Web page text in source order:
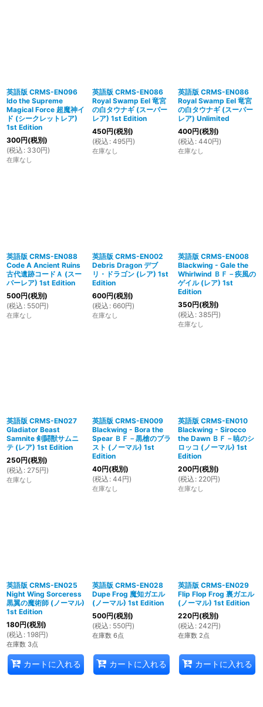
英語版 CRMS-EN096
Ido the Supreme
Magical Force 超魔神イ
ド (シークレットレア)
1st Edition
300円(税別)
(税込 : 330円)
在庫なし
英語版 CRMS-EN086
Royal Swamp Eel 竜宮
の白タウナギ (スーパー
レア) 1st Edition
450円(税別)
(税込 : 495円)
在庫なし
英語版 CRMS-EN086
Royal Swamp Eel 竜宮
の白タウナギ (スーパー
レア) Unlimited
400円(税別)
(税込 : 440円)
在庫なし
英語版 CRMS-EN088
Code A Ancient Ruins
古代遺跡コードＡ (スー
パーレア) 1st Edition
500円(税別)
(税込 : 550円)
在庫なし
英語版 CRMS-EN002
Debris Dragon デブ
リ・ドラゴン (レア) 1st
Edition
600円(税別)
(税込 : 660円)
在庫なし
英語版 CRMS-EN008
Blackwing - Gale the
Whirlwind ＢＦ－疾風の
ゲイル (レア) 1st
Edition
350円(税別)
(税込 : 385円)
在庫なし
英語版 CRMS-EN027
Gladiator Beast
Samnite 剣闘獣サムニ
テ (レア) 1st Edition
250円(税別)
(税込 : 275円)
在庫なし
英語版 CRMS-EN009
Blackwing - Bora the
Spear ＢＦ－黒槍のブラ
スト (ノーマル) 1st
Edition
40円(税別)
(税込 : 44円)
在庫なし
英語版 CRMS-EN010
Blackwing - Sirocco
the Dawn ＢＦ－暁のシ
ロッコ (ノーマル) 1st
Edition
200円(税別)
(税込 : 220円)
在庫なし
英語版 CRMS-EN025
Night Wing Sorceress
黒翼の魔術師 (ノーマル)
1st Edition
180円(税別)
(税込 : 198円)
在庫数 3点
カートに入れる
英語版 CRMS-EN028
Dupe Frog 魔知ガエル
(ノーマル) 1st Edition
500円(税別)
(税込 : 550円)
在庫数 6点
カートに入れる
英語版 CRMS-EN029
Flip Flop Frog 裏ガエル
(ノーマル) 1st Edition
220円(税別)
(税込 : 242円)
在庫数 2点
カートに入れる